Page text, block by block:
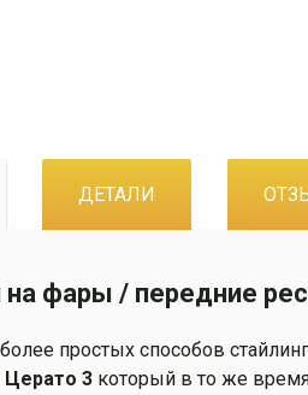
ДЕТАЛИ
на фары / передние
простых способов
Церато 3 который в то же